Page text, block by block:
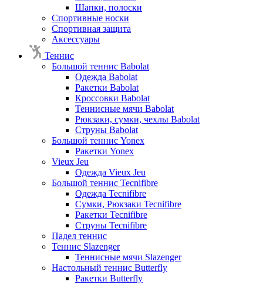
Шапки, полоски
Спортивные носки
Спортивная защита
Аксессуары
Теннис
Большой теннис Babolat
Одежда Babolat
Ракетки Babolat
Кроссовки Babolat
Теннисные мячи Babolat
Рюкзаки, сумки, чехлы Babolat
Струны Babolat
Большой теннис Yonex
Ракетки Yonex
Vieux Jeu
Одежда Vieux Jeu
Большой теннис Tecnifibre
Одежда Tecnifibre
Сумки, Рюкзаки Tecnifibre
Ракетки Tecnifibre
Струны Tecnifibre
Падел теннис
Теннис Slazenger
Теннисные мячи Slazenger
Настольный теннис Butterfly
Ракетки Butterfly